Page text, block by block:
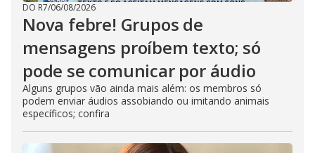
DO R7/06/08/2026
Nova febre! Grupos de
mensagens proíbem texto; só
pode se comunicar por áudio
Alguns grupos vão ainda mais além: os membros só
podem enviar áudios assobiando ou imitando animais
específicos; confira